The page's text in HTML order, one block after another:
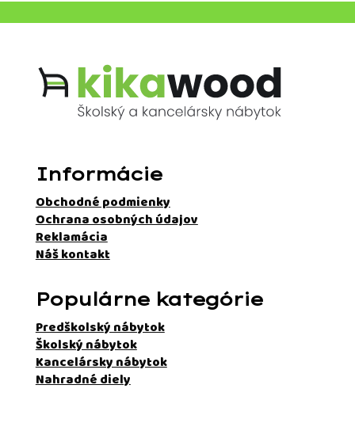
Informácie
Obchodné podmienky
Ochrana osobných údajov
Reklamácia
Náš kontakt
Populárne kategórie
Predškolský nábytok
Školský nábytok
Kancelársky nábytok
Nahradné diely